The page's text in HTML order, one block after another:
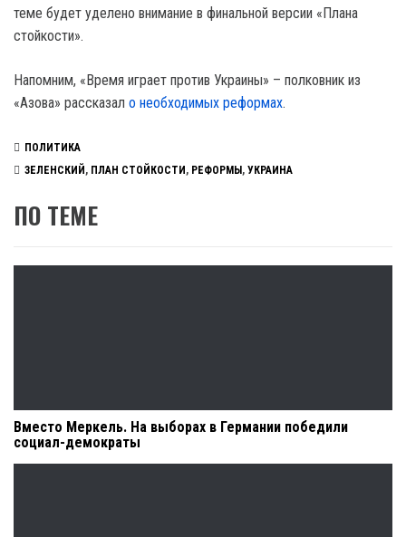
теме будет уделено внимание в финальной версии «Плана
стойкости».
Напомним, «Время играет против Украины» – полковник из
«Азова» рассказал о необходимых реформах.
ПОЛИТИКА
ЗЕЛЕНСКИЙ, ПЛАН СТОЙКОСТИ, РЕФОРМЫ, УКРАИНА
ПО ТЕМЕ
Вместо Меркель. На выборах в Германии победили
социал-демократы